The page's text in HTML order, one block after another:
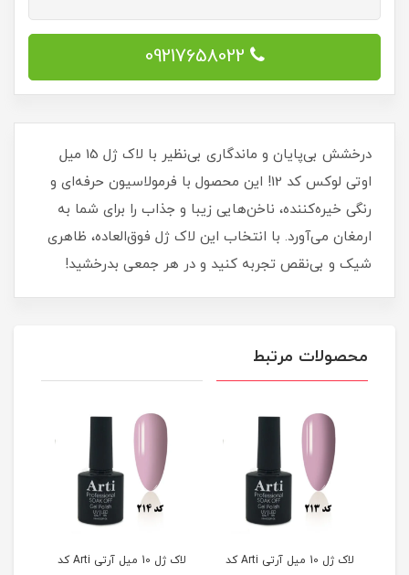
09217658022
درخشش بی‌پایان و ماندگاری بی‌نظیر با لاک ژل 15 میل
اوتی لوکس کد 12! این محصول با فرمولاسیون حرفه‌ای و
رنگی خیره‌کننده، ناخن‌هایی زیبا و جذاب را برای شما به
ارمغان می‌آورد. با انتخاب این لاک ژل فوق‌العاده، ظاهری
شیک و بی‌نقص تجربه کنید و در هر جمعی بدرخشید!
محصولات مرتبط
لاک ژل 10 میل آرتی Arti کد لاک ژل 10 میل آرتی Arti کد